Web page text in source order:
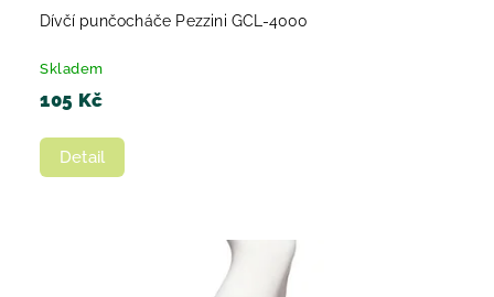
Dívčí punčocháče Pezzini GCL-4000
Skladem
105 Kč
Detail